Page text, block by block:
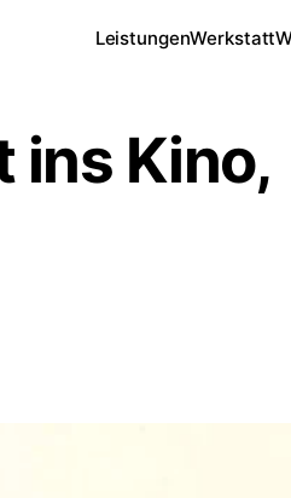
LeistungenWerkstatt
ins Kino,